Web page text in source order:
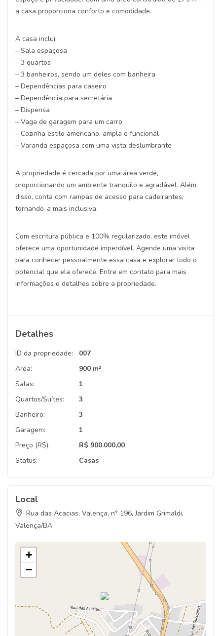
a casa proporciona conforto e comodidade.
A casa inclui:
– Sala espaçosa
– 3 quartos
– 3 banheiros, sendo um deles com banheira
– Dependências para caseiro
– Dependência para secretária
– Dispensa
– Vaga de garagem para um carro
– Cozinha estilo americano, ampla e funcional
– Varanda espaçosa com uma vista deslumbrante
A propriedade é cercada por uma área verde,
proporcionando um ambiente tranquilo e agradável. Além
disso, conta com rampas de acesso para cadeirantes,
tornando-a mais inclusiva.
Com escritura pública e 100% regularizado, este imóvel
oferece uma oportunidade imperdível. Agende uma visita
para conhecer pessoalmente essa casa e explorar todo o
potencial que ela oferece. Entre em contato para mais
informações e detalhes sobre a propriedade.
Detalhes
ID da propriedade:
007
Area:
900 m²
Salas:
1
Quartos/Suítes:
3
Banheiro:
3
Garagem:
1
Preço (R$):
R$ 900.000,00
Status:
Casas
Local
Rua das Acacias, Valença, n° 196, Jardim Grimaldi,
Valença/BA
+
−